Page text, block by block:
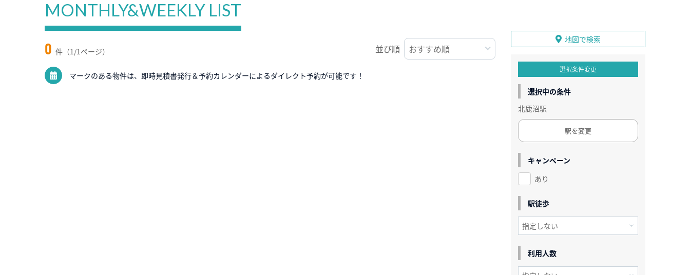
MONTHLY&WEEKLY LIST
0 件（1/1ページ） 並び順
マークのある物件は、即時見積書発行＆予約カレンダーによるダイレクト予約が可能です！
地図で検索
選択条件変更
選択中の条件
北鹿沼駅
駅を変更
キャンペーン
あり
駅徒歩
利用人数